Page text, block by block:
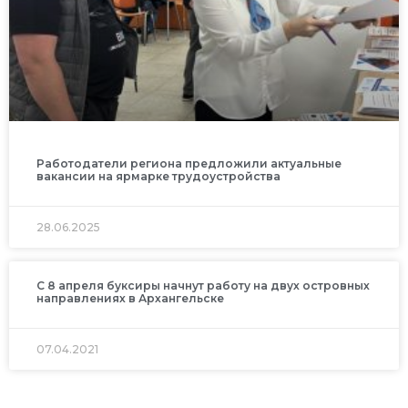
Работодатели региона предложили актуальные
вакансии на ярмарке трудоустройства
28.06.2025
С 8 апреля буксиры начнут работу на двух островных
направлениях в Архангельске
07.04.2021